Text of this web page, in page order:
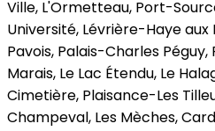
Ville, L'Ormetteau, Port-
Université, Lévrière-Haye
Pavois, Palais-Charles
Marais, Le Lac Étendu, Le
Cimetière, Plaisance-Les
Champeval, Les Mèches,